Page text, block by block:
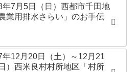
年7月5日（日）西都市千田地
業用排水さらい」のお手伝
年12月20日（土）～12月21
）西米良村村所地区「村所